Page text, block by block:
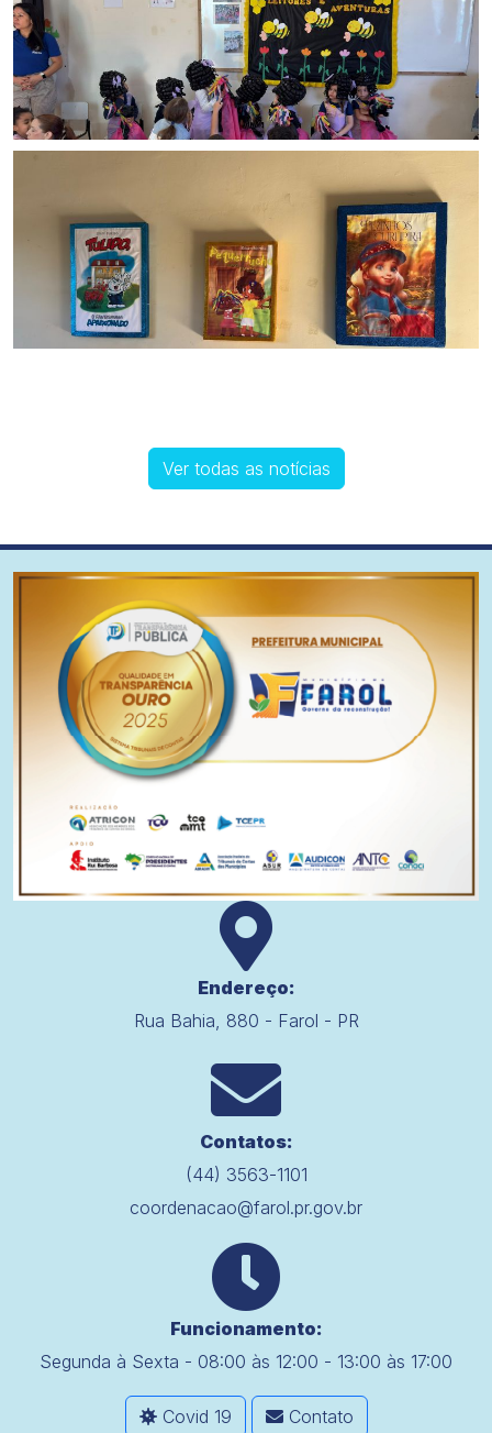
Ver todas as notícias
Endereço:
Rua Bahia, 880 - Farol - PR
Contatos:
(44) 3563-1101
coordenacao@farol.pr.gov.br
Funcionamento:
Segunda à Sexta - 08:00 às 12:00 - 13:00 às 17:00
Covid 19 Contato